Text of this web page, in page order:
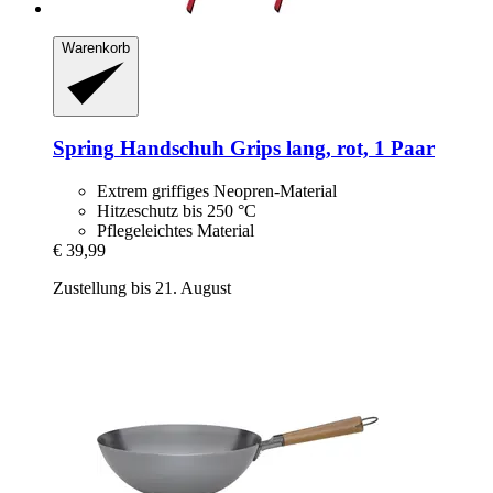
Warenkorb
Spring Handschuh Grips lang, rot, 1 Paar
Extrem griffiges Neopren-Material
Hitzeschutz bis 250 °C
Pflegeleichtes Material
€ 39,99
Zustellung bis 21. August